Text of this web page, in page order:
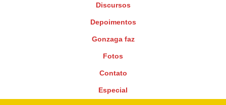
Discursos
Depoimentos
Gonzaga faz
Fotos
Contato
Especial